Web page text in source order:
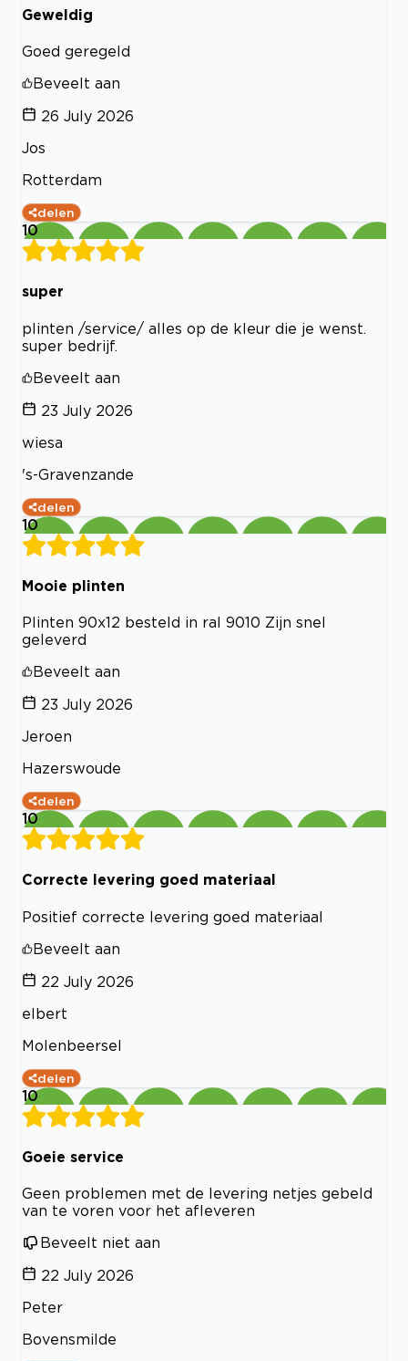
Geweldig
Goed geregeld
Beveelt aan
26 July 2026
Jos
Rotterdam
delen
10
super
plinten /service/ alles op de kleur die je wenst.
super bedrijf.
Beveelt aan
23 July 2026
wiesa
's-Gravenzande
delen
10
Mooie plinten
Plinten 90x12 besteld in ral 9010 Zijn snel
geleverd
Beveelt aan
23 July 2026
Jeroen
Hazerswoude
delen
10
Correcte levering goed materiaal
Positief correcte levering goed materiaal
Beveelt aan
22 July 2026
elbert
Molenbeersel
delen
10
Goeie service
Geen problemen met de levering netjes gebeld
van te voren voor het afleveren
Beveelt niet aan
22 July 2026
Peter
Bovensmilde